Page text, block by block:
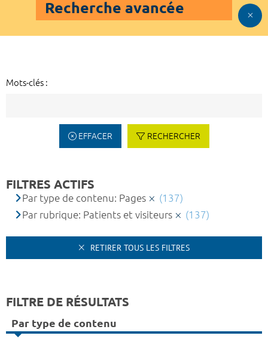
Recherche avancée
Mots-clés :
EFFACER RECHERCHER
FILTRES ACTIFS
Par type de contenu: Pages
(137)
Par rubrique: Patients et visiteurs
(137)
RETIRER TOUS LES FILTRES
FILTRE DE RÉSULTATS
Par type de contenu